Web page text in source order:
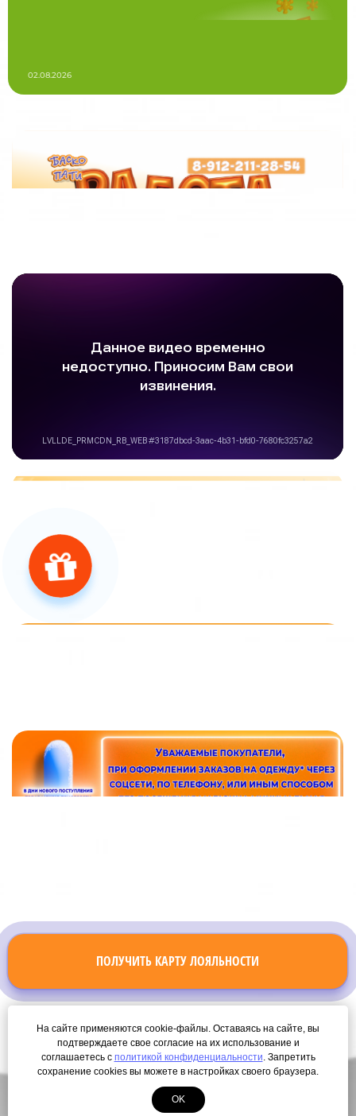
02.08.2026
ПОЛУЧИТЬ КАРТУ ЛОЯЛЬНОСТИ
На сайте применяются cookie-файлы. Оставаясь на сайте, вы
подтверждаете свое согласие на их использование и
соглашаетесь с политикой конфиденциальности. Запретить
сохранение cookies вы можете в настройках своего браузера.
OK